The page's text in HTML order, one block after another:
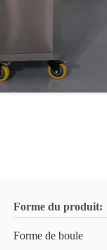
Forme du produit:
Forme de boule